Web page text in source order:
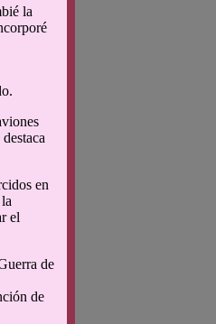
la
en
el
de
de